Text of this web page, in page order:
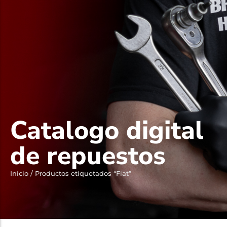
Catalogo digital
de repuestos
Inicio / Productos etiquetados “Fiat”